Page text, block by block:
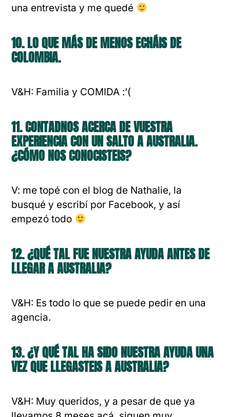
una entrevista y me quedé
10. LO QUE MÁS DE MENOS ECHÁIS DE
COLOMBIA.
V&H: Familia y COMIDA :’(
11. CONTADNOS ACERCA DE VUESTRA
EXPERIENCIA CON UN SALTO A AUSTRALIA.
¿CÓMO NOS CONOCISTEIS?
V: me topé con el blog de Nathalie, la
busqué y escribí por Facebook, y así
empezó todo
12. ¿QUÉ TAL FUE NUESTRA AYUDA ANTES DE
LLEGAR A AUSTRALIA?
V&H: Es todo lo que se puede pedir en una
agencia.
13. ¿Y QUÉ TAL HA SIDO NUESTRA AYUDA UNA
VEZ QUE LLEGASTEIS A AUSTRALIA?
V&H: Muy queridos, y a pesar de que ya